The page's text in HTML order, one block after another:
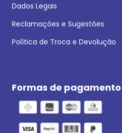
Dados Legais
Reclamações e Sugestões
Política de Troca e Devolução
Formas de pagamento